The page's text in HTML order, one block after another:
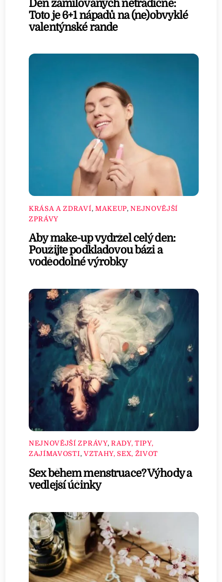
Den zamilovaných netradičně:
Toto je 6+1 nápadů na (ne)obvyklé
valentýnské rande
KRÁSA A ZDRAVÍ, MAKEUP,NEJNOVĚJŠÍ
ZPRÁVY
Aby make-up vydržel celý den:
Použijte podkladovou bázi a
voděodolné výrobky
NEJNOVĚJŠÍ ZPRÁVY, RADY, TIPY,
ZAJÍMAVOSTI, VZTAHY, SEX, ŽIVOT
Sex během menstruace? Výhody a
vedlejší účinky